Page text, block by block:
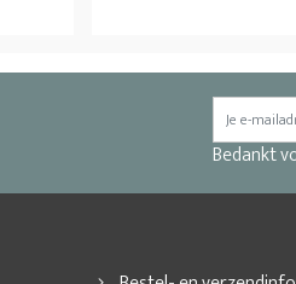
Bedankt